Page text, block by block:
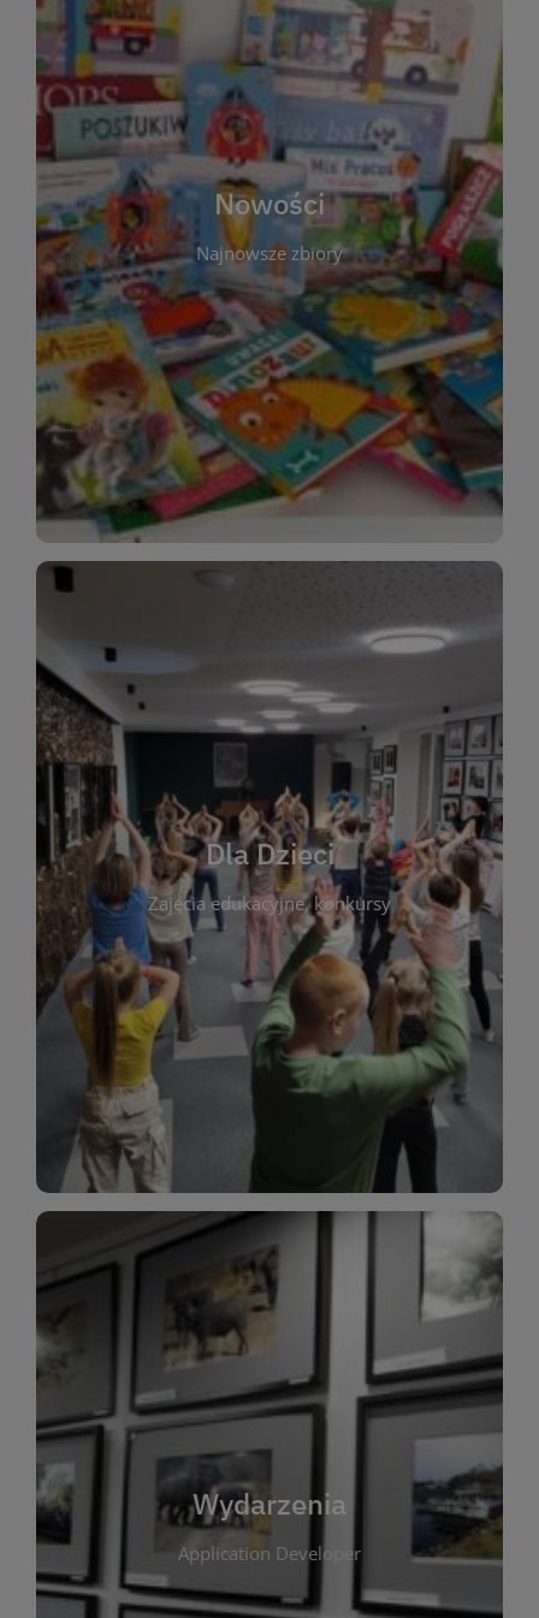
Nowości
Najnowsze zbiory
W tej sekcji prezentujemy najnowsze książki,
audiobooki oraz filmy, które właśnie trafiły do
zbiorów Miejskiej Biblioteki Publicznej w
Starachowicach. Regularnie aktualizujemy listę,
aby Czytelnicy mogli na bieżąco odkrywać świeże
tytuły i najciekawsze premiery wydawnicze. Każda
pozycja opatrzona jest krótkim opisem i
informacją o dostępności w katalogu. Zachęcamy
do częstych odwiedzin – nowości pojawiają się
niemal każdego tygodnia! Dzięki tej zakładce
zawsze będziesz wiedzieć, co warto przeczytać
jako pierwsze.
WIĘCEJ
Dla Dzieci
Zajęcia edukacyjne, konkursy
Dla Dzieci
To miejsce stworzone z myślą o najmłodszych
czytelnikach i ich rodzicach. Znajdziesz tu
informacje o zajęciach edukacyjnych, konkursach
plastycznych i spotkaniach z autorami książek dla
dzieci. Biblioteka oferuje bogaty wybór bajek,
opowiadań i lektur szkolnych, a także przyjazny
kącik do wspólnego czytania. Pragniemy
rozbudzać miłość do książek od najmłodszych lat.
Zapraszamy do wspólnej zabawy i odkrywania
świata literatury!
WIĘCEJ
Wydarzenia
Application Developer
Wydarzenia
W tej zakładce publikujemy informacje o
wszystkich wydarzeniach organizowanych przez
bibliotekę. Znajdziesz tu zapowiedzi spotkań
autorskich, warsztatów, prelekcji i zajęć
tematycznych dla różnych grup wiekowych. Każde
wydarzenie ma na celu promowanie kultury
czytelniczej oraz integrację społeczności lokalnej.
Dzięki kalendarzowi wydarzeń możesz łatwo